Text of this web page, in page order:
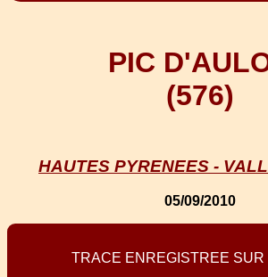
PIC
(576)
HAUTES PYRENEES -
05/09/2010
TRACE EN REG STREE SUR